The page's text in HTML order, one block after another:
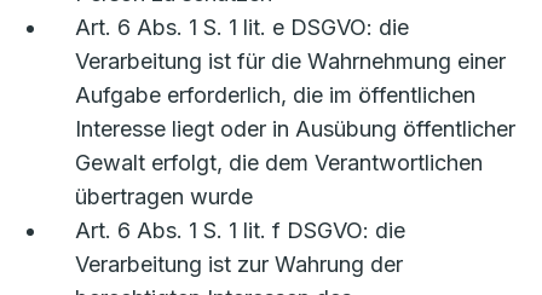
Art. 6 Abs. 1 S. 1 lit. e DSGVO: die
Verarbeitung ist für die Wahrnehmung einer
Aufgabe erforderlich, die im öffentlichen
Interesse liegt oder in Ausübung öffentlicher
Gewalt erfolgt, die dem Verantwortlichen
übertragen wurde
Art. 6 Abs. 1 S. 1 lit. f DSGVO: die
Verarbeitung ist zur Wahrung der